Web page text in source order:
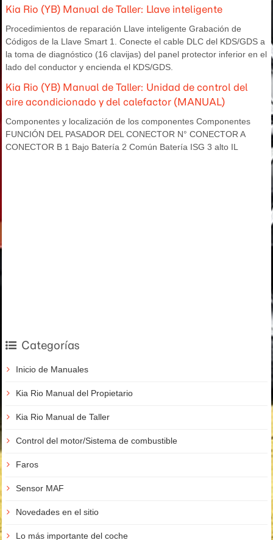
Kia Rio (YB) Manual de Taller: Llave inteligente
Procedimientos de reparación Llave inteligente Grabación de
Códigos de la Llave Smart 1. Conecte el cable DLC del KDS/GDS a
la toma de diagnóstico (16 clavijas) del panel protector inferior en el
lado del conductor y encienda el KDS/GDS.
Kia Rio (YB) Manual de Taller: Unidad de control del
aire acondicionado y del calefactor (MANUAL)
Componentes y localización de los componentes Componentes
FUNCIÓN DEL PASADOR DEL CONECTOR N° CONECTOR A
CONECTOR B 1 Bajo Batería 2 Común Batería ISG 3 alto IL
Categorías
Inicio de Manuales
Kia Rio Manual del Propietario
Kia Rio Manual de Taller
Control del motor/Sistema de combustible
Faros
Sensor MAF
Novedades en el sitio
Lo más importante del coche